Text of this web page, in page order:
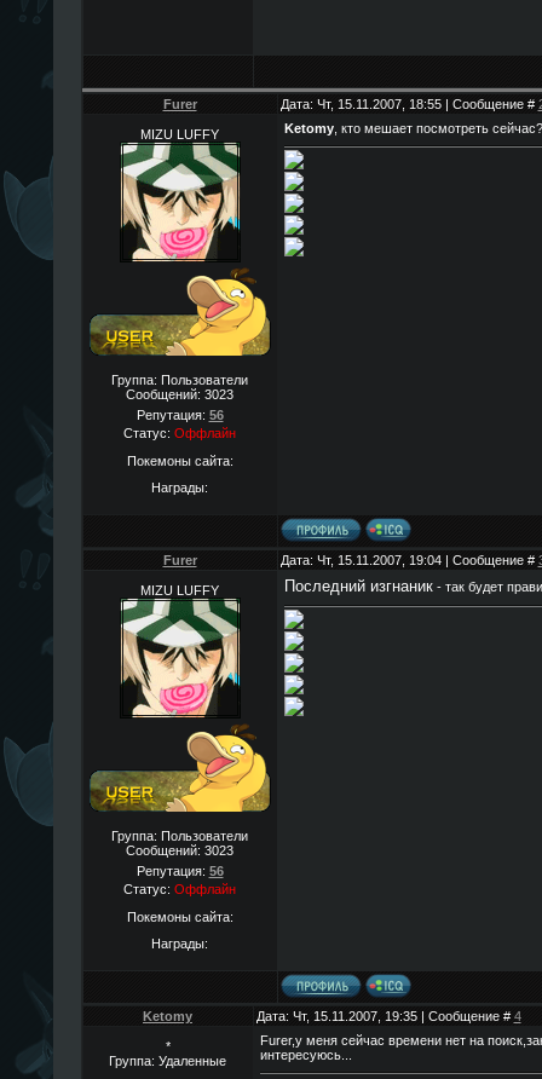
Furer Дата: Чт, 15.11.2007, 18:55 | Сообщение #
MIZU LUFFY
Группа: Пользователи
Сообщений: 3023
Репутация: 56
Статус: Оффлайн
Покемоны сайта:
Награды:
Ketomy, кто мешает посмотреть сейчас?
Furer Дата: Чт, 15.11.2007, 19:04 | Сообщение #
MIZU LUFFY
Группа: Пользователи
Сообщений: 3023
Репутация: 56
Статус: Оффлайн
Покемоны сайта:
Награды:
Последний изгнаник- так будет
Ketomy Дата: Чт, 15.11.2007, 19:35 | Сообщение # 4
*
Группа: Удаленные
Furer,у меня сейчас времени нет на
интересуюсь...